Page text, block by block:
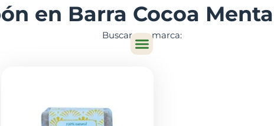
en Barra Cocoa
Buscar por marca: